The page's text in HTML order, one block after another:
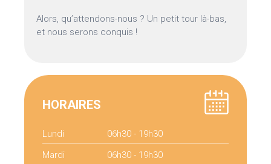
Alors, qu’attendons-nous ? Un petit tour là-bas,
et nous serons conquis !
HORAIRES
Lundi
06h30 - 19h30
Mardi
06h30 - 19h30